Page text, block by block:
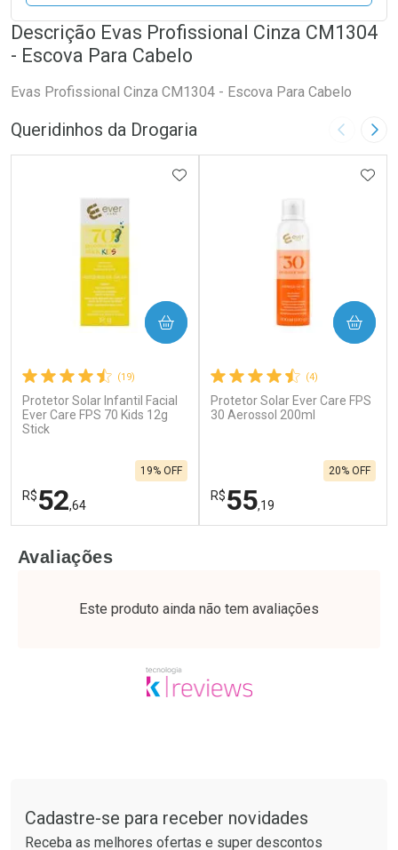
Descrição Evas Profissional Cinza CM1304
- Escova Para Cabelo
Evas Profissional Cinza CM1304 - Escova Para Cabelo
Queridinhos da Drogaria Imagem
(19)
Protetor Solar Infantil Facial
Ever Care FPS 70 Kids 12g
Stick
R$52,64
19% OFF
ADICIONAR AOS FAVORITOS
COMPRAR
Laboratório
Ativar Desconto
Por Menos
(4)
Protetor Solar Ever Care FPS
30 Aerossol 200ml
R$55,19
20% OFF
COMPRAR
Laboratório
Ativar Desconto
Por Menos
Avaliações
Este produto ainda não tem avaliações
Cadastre-se para receber novidades
Receba as melhores ofertas e super descontos